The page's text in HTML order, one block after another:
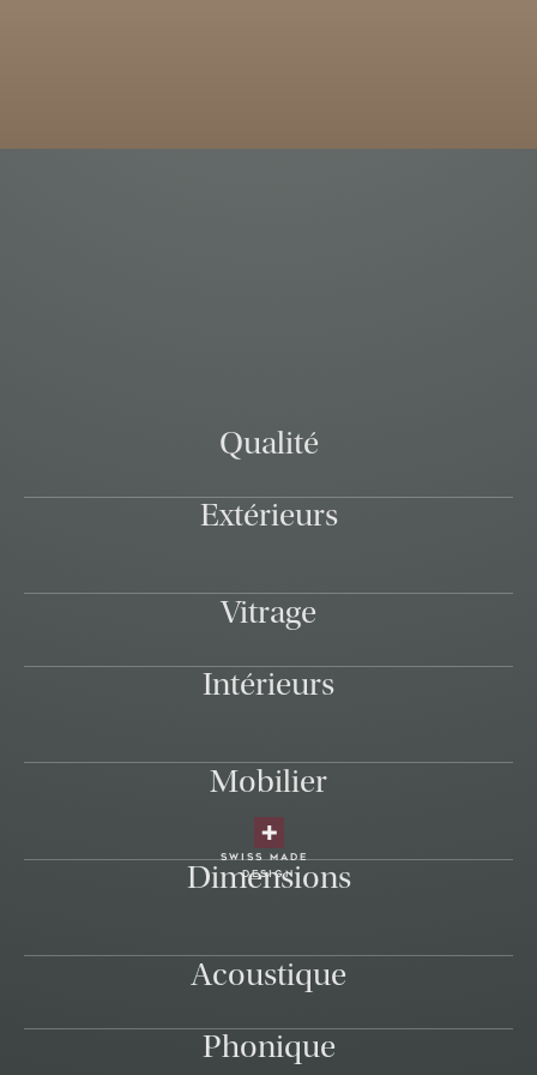
Qualité
Extérieurs
Vitrage
Intérieurs
Mobilier
Dimensions
Acoustique
Phonique
swiss made
design